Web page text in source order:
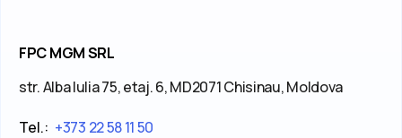
FPC MGM SRL
str. Alba Iulia 75, etaj. 6, MD2071 Chisinau, Moldova
Tel.: +373 22 58 11 50